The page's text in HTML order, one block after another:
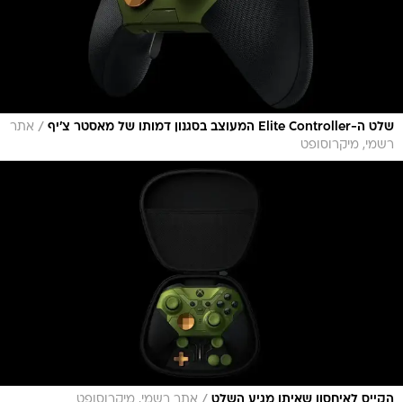
שלט ה-Elite Controller המעוצב בסגנון דמותו של מאסטר צ'יף / אתר
רשמי, מיקרוסופט